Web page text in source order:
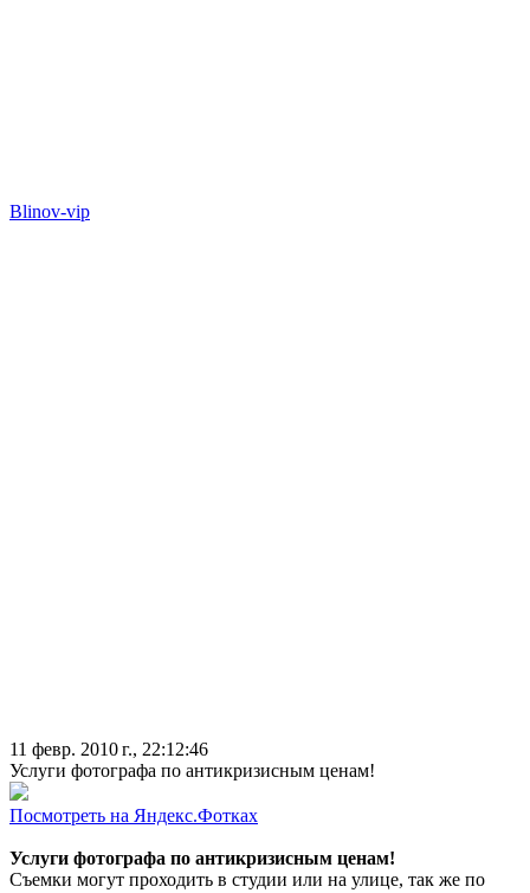
Blinov-vip
11 февр. 2010 г., 22:12:46
Услуги фотографа по антикризисным ценам!
Посмотреть на Яндекс.Фотках
Услуги фотографа по антикризисным ценам!
Съемки могут проходить в студии или на улице, так же по